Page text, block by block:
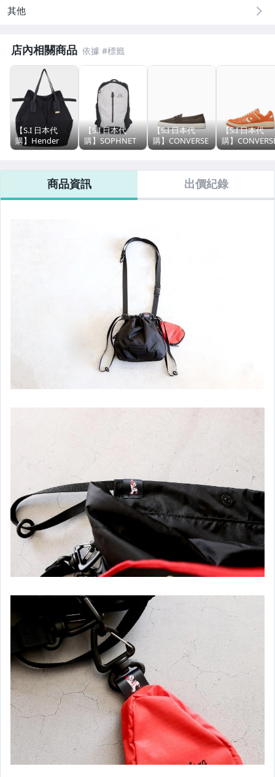
其他
店內相關商品
【S.I 日本代
購】Hender
Scheme
bag
【S.I 日本代
購】SOPHNET
GREGORY
Dyneema®
backpack
【S.I 日本代
購】CONVERSE
japan CLASSIC
CXP LOAFER
【S.I 日本代
購】
japan COURT
WEAPON CC
OX
商品資訊 出價紀錄